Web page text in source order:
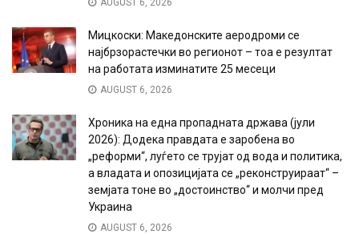
AUGUST 6, 2026
Мицкоски: Македонските аеродроми се
најбрзорастечки во регионот – тоа е резултат
на работата изминатите 25 месеци
AUGUST 6, 2026
Хроника на една пропадната држава (јули
2026): Додека правдата е заробена во
„реформи“, луѓето се трујат од вода и политика,
а владата и опозицијата се „реконструираат“ –
земјата тоне во „достоинство“ и молчи пред
Украина
AUGUST 6, 2026